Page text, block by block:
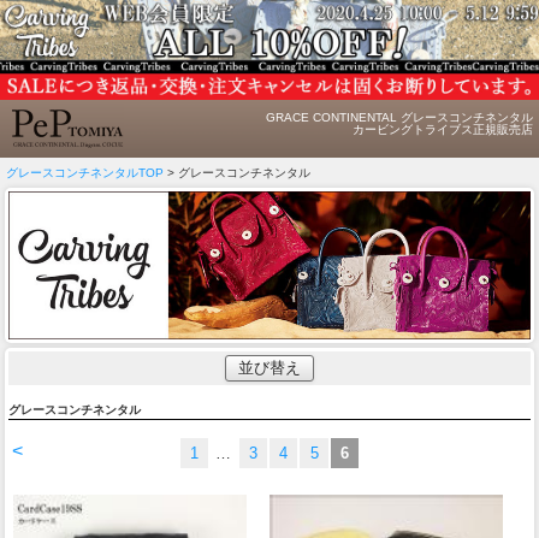
GRACE CONTINENTAL グレースコンチネンタル
カービングトライブス正規販売店
グレースコンチネンタルTOP > グレースコンチネンタル
並び替え
グレースコンチネンタル
< 1 3 4 5 6